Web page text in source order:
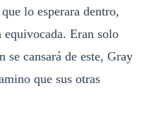
lo esperara dentro,
equivocada. Eran solo
se cansará de este, Gray
que sus otras